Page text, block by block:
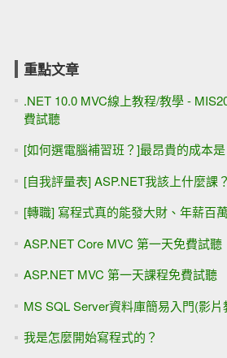
重點文章
.NET 10.0 MVC線上教程/教學 -
費試聽
[如何選電腦補習班？]最昂貴的成本是
[自我評量表] ASP.NET我該上什麼課
[轉職] 寫程式真的能發大財、年薪百
ASP.NET Core MVC 第一天免費試聽
ASP.NET MVC 第一天課程免費試聽
MS SQL Server資料庫簡易入門(影片
我是怎麼開始寫程式的？